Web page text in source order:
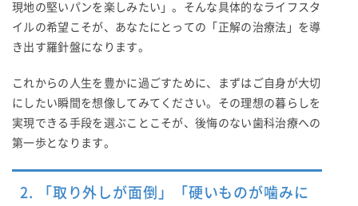
現地の堅いパンを楽しみたい」。そんな具体的なライフスタ
イルの希望こそが、あなたにとっての「正解の治療法」を導
き出す羅針盤になります。
これからの人生を豊かに過ごすために、まずはご自身が大切
にしたい瞬間を想像してみてください。その理想の暮らしを
実現できる手段を選ぶことこそが、後悔のない歯科治療への
第一歩となります。
2. 「取り外しが面倒」「硬いものが噛みに